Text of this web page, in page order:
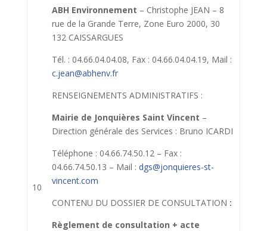
10
ABH Environnement – Christophe JEAN – 8
rue de la Grande Terre, Zone Euro 2000, 30
132 CAISSARGUES
Tél. : 04.66.04.04.08, Fax : 04.66.04.04.19, Mail :
c.jean@abhenv.fr
RENSEIGNEMENTS ADMINISTRATIFS :
Mairie de Jonquières Saint Vincent –
Direction générale des Services : Bruno ICARDI
Téléphone : 04.66.74.50.12 – Fax :
04.66.74.50.13 – Mail : dgs@jonquieres-st-
vincent.com
CONTENU DU DOSSIER DE CONSULTATION :
Règlement de consultation + acte